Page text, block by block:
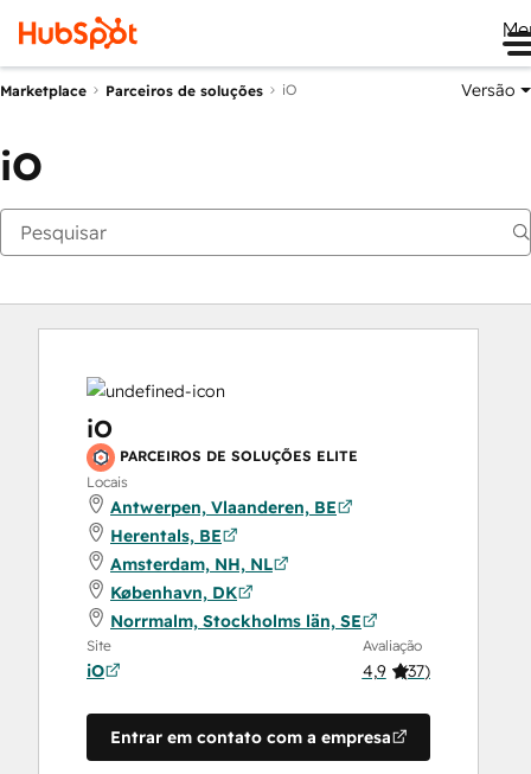
Marketplace Parceiros de soluções iO Versão
iO
iO
PARCEIROS DE SOLUÇÕES ELITE
Locais
Antwerpen, Vlaanderen, BE
Herentals, BE
Amsterdam, NH, NL
København, DK
Norrmalm, Stockholms län, SE
Site
iO
Avaliação
4,9 (37)
Entrar em contato com a empresa